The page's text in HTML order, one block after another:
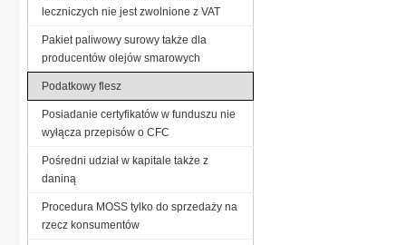
leczniczych nie jest zwolnione z VAT
Pakiet paliwowy surowy także dla
producentów olejów smarowych
Podatkowy flesz
Posiadanie certyfikatów w funduszu nie
wyłącza przepisów o CFC
Pośredni udział w kapitale także z
daniną
Procedura MOSS tylko do sprzedaży na
rzecz konsumentów